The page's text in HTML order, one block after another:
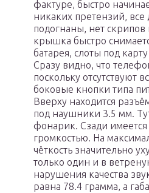
фактуре, быстро
никаких претензий,
подогнаны, нет
крышка быстро
батарея, слоты под
Сразу видно, что
поскольку отсутствуют
боковые кнопки типа
Вверху находится
под наушники 3.5 мм.
фонарик. Сзади
громкостью. На
чёткость значительно
только один и в
нарушения качества
равна 78.4 грамма, а